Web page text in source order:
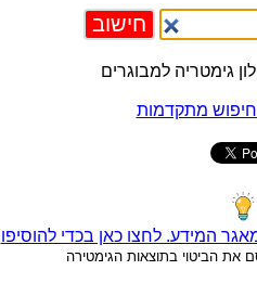
גימטריה למבוגרים
מתקדמות
המידע. לחצו כאן בכדי להוסיפו
את הביטוי בתוצאות הגימטירה